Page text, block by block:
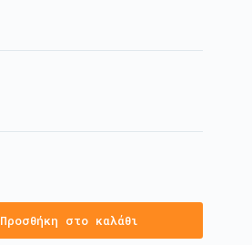
Προσθήκη στο καλάθι